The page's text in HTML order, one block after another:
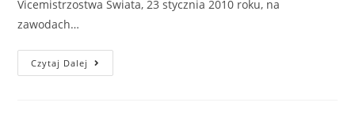
Vicemistrzostwa Świata, 23 stycznia 2010 roku, na
zawodach…
Czytaj Dalej